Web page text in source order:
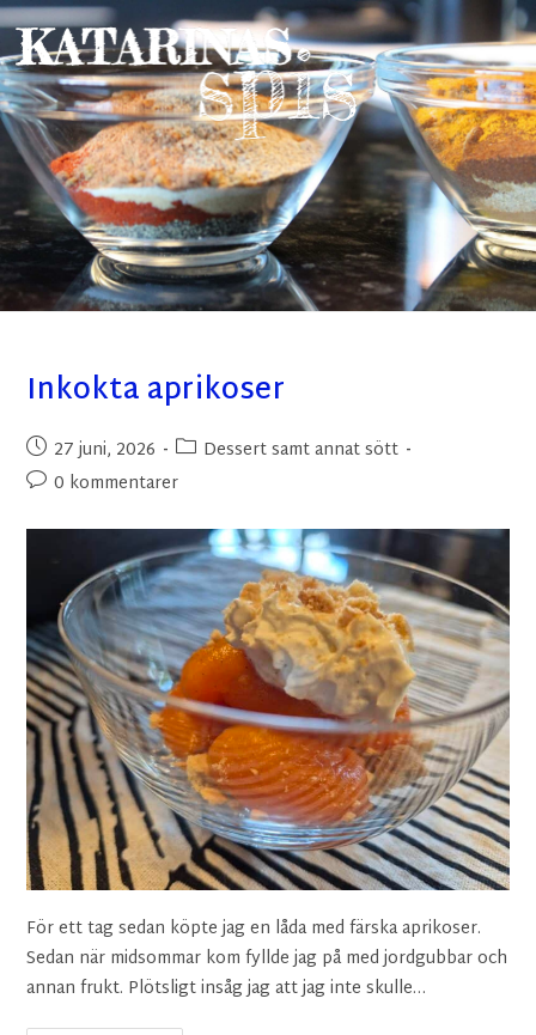
Inkokta aprikoser
27 juni, 2026
Dessert samt annat sött
0 kommentarer
För ett tag sedan köpte jag en låda med färska aprikoser.
Sedan när midsommar kom fyllde jag på med jordgubbar och
annan frukt. Plötsligt insåg jag att jag inte skulle…